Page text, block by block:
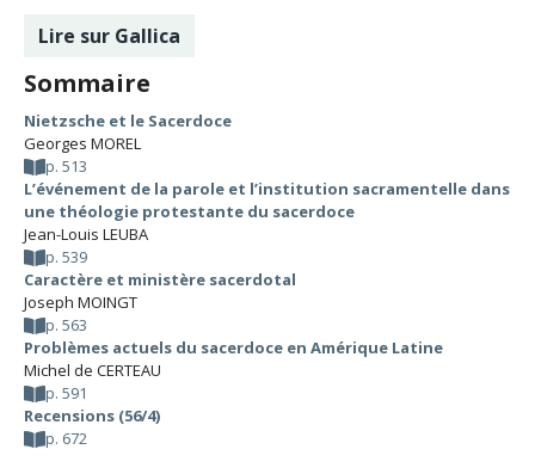
Lire sur Gallica
Sommaire
Nietzsche et le Sacerdoce
Georges MOREL
p. 513
L’événement de la parole et l’institution sacramentelle dans
une théologie protestante du sacerdoce
Jean-Louis LEUBA
p. 539
Caractère et ministère sacerdotal
Joseph MOINGT
p. 563
Problèmes actuels du sacerdoce en Amérique Latine
Michel de CERTEAU
p. 591
Recensions (56/4)
p. 672